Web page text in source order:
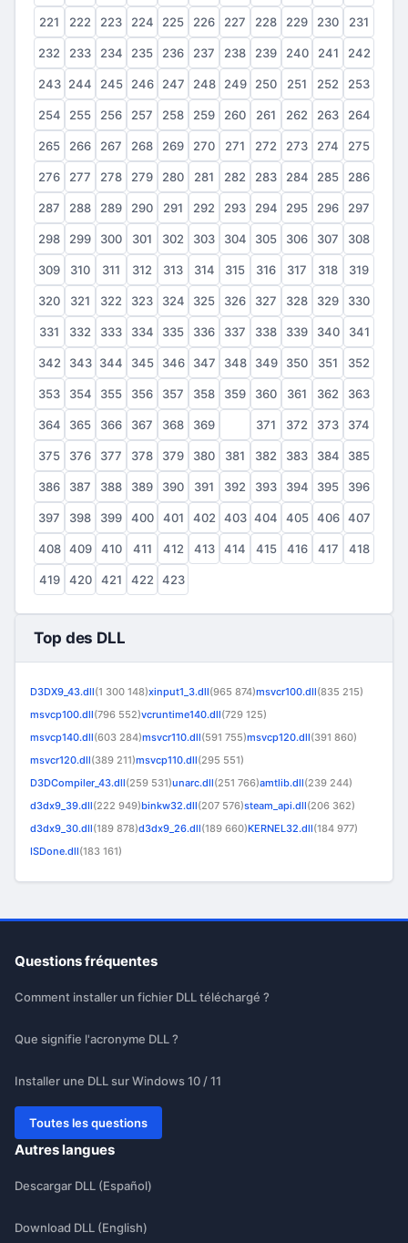
221 222 223 224 225 226 227 228 229 230 231
232 233 234 235 236 237 238 239 240 241 242
243 244 245 246 247 248 249 250 251 252 253
254 255 256 257 258 259 260 261 262 263 264
265 266 267 268 269 270 271 272 273 274 275
276 277 278 279 280 281 282 283 284 285 286
287 288 289 290 291 292 293 294 295 296 297
298 299 300 301 302 303 304 305 306 307 308
309 310 311 312 313 314 315 316 317 318 319
320 321 322 323 324 325 326 327 328 329 330
331 332 333 334 335 336 337 338 339 340 341
342 343 344 345 346 347 348 349 350 351 352
353 354 355 356 357 358 359 360 361 362 363
364 365 366 367 368 369 371 372 373 374
375 376 377 378 379 380 381 382 383 384 385
386 387 388 389 390 391 392 393 394 395 396
397 398 399 400 401 402 403 404 405 406 407
408 409 410 411 412 413 414 415 416 417 418
419 420 421 422 423
Top des DLL
D3DX9_43.dll(1 300 148)xinput1_3.dll(965 874)msvcr100.dll(835 215)
msvcp100.dll(796 552)vcruntime140.dll(729 125)
msvcp140.dll(603 284)msvcr110.dll(591 755)msvcp120.dll(391 860)
msvcr120.dll(389 211)msvcp110.dll(295 551)
D3DCompiler_43.dll(259 531)unarc.dll(251 766)amtlib.dll(239 244)
d3dx9_39.dll(222 949)binkw32.dll(207 576)steam_api.dll(206 362)
d3dx9_30.dll(189 878)d3dx9_26.dll(189 660)KERNEL32.dll(184 977)
ISDone.dll(183 161)
Questions fréquentes
Comment installer un fichier DLL téléchargé ?
Que signifie l'acronyme DLL ?
Installer une DLL sur Windows 10 / 11
Toutes les questions
Autres langues
Descargar DLL (Español)
Download DLL (English)